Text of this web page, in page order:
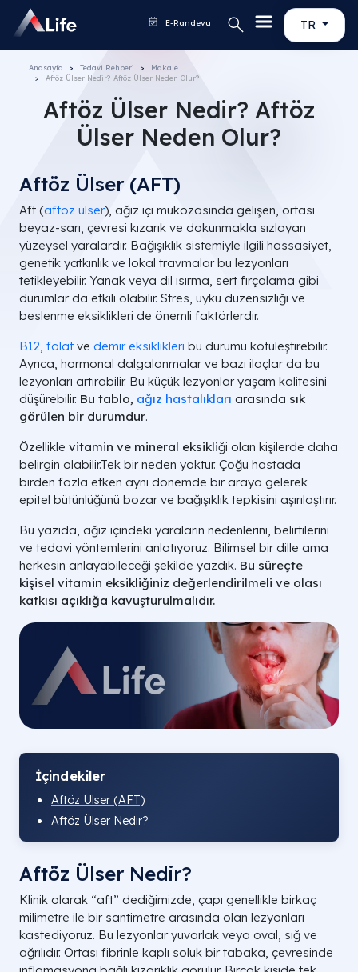
TR
E-Randevu
Anasayfa Tedavi Rehberi
Makale
Aftöz Ülser Nedir? Aftöz Ülser Neden Olur?
Aftöz Ülser Nedir? Aftöz
Ülser Neden Olur?
Aftöz Ülser (AFT)
Aft (aftöz ülser), ağız içi mukozasında gelişen, ortası
beyaz-sarı, çevresi kızarık ve dokunmakla sızlayan
yüzeysel yaralardır. Bağışıklık sistemiyle ilgili hassasiyet,
genetik yatkınlık ve lokal travmalar bu lezyonları
tetikleyebilir. Yanak veya dil ısırma, sert fırçalama gibi
durumlar da etkili olabilir. Stres, uyku düzensizliği ve
beslenme eksiklikleri de önemli faktörlerdir.
B12, folat ve demir eksiklikleri bu durumu kötüleştirebilir.
Ayrıca, hormonal dalgalanmalar ve bazı ilaçlar da bu
lezyonları artırabilir. Bu küçük lezyonlar yaşam kalitesini
düşürebilir. Bu tablo, ağız hastalıkları arasında sık
görülen bir durumdur.
Özellikle vitamin ve mineral eksikliği olan kişilerde daha
belirgin olabilir.Tek bir neden yoktur. Çoğu hastada
birden fazla etken aynı dönemde bir araya gelerek
epitel bütünlüğünü bozar ve bağışıklık tepkisini aşırılaştırır.
Bu yazıda, ağız içindeki yaraların nedenlerini, belirtilerini
ve tedavi yöntemlerini anlatıyoruz. Bilimsel bir dille ama
herkesin anlayabileceği şekilde yazdık. Bu süreçte
kişisel vitamin eksikliğiniz değerlendirilmeli ve olası
katkısı açıklığa kavuşturulmalıdır.
İçindekiler
Aftöz Ülser (AFT)
Aftöz Ülser Nedir?
Aftöz Ülser Nedir?
Klinik olarak “aft” dediğimizde, çapı genellikle birkaç
milimetre ile bir santimetre arasında olan lezyonları
kastediyoruz. Bu lezyonlar yuvarlak veya oval, sığ ve
ağrılıdır. Ortası fibrinle kaplı soluk bir tabaka, çevresinde